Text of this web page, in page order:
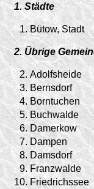
1. Städte
1. Bütow, Stadt
2. Übrige
2. Adolfsheide
3. Bernsdorf
4. Borntuchen
5. Buchwalde
6. Damerkow
7. Dampen
8. Damsdorf
9. Franzwalde
10. Friedrichssee